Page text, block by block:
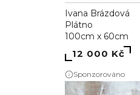
Ivana Brázdová
Plátno
100cm x 60cm
12 000 Kč
Sponzorováno